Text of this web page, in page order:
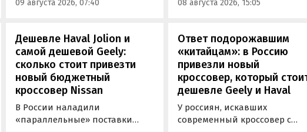
передаточным числом 3,9
09 августа 2026, 07:40
моторов, которые могут не
08 августа 2026, 15:05
Дешевле Haval Jolion и
самой дешевой Geely:
сколько стоит привезти
новый бюджетный
кроссовер Nissan
В России наладили
«параллельные» поставки
Ответ подорожавшим
«китайцам»: в Россию
привезли новый
кроссовер, который
дешевле Geely и Haval
У россиян, искавших
современный кроссовер с